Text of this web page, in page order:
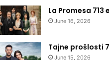
La Promesa 713
June 16, 2026
Tajne prošlosti
June 15, 2026